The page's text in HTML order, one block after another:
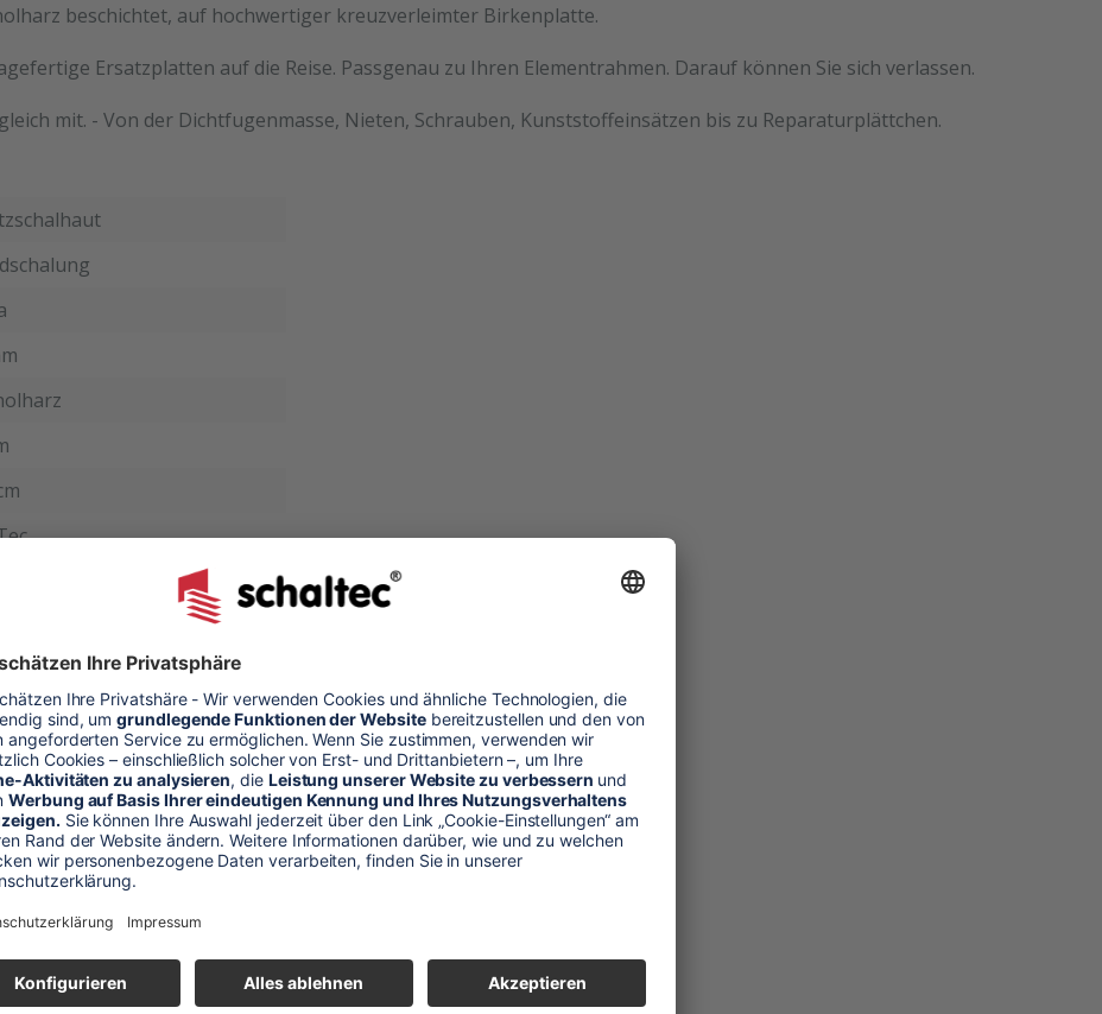
beschichtet, auf hochwertiger kreuzverleimter Birkenplatte.
Ersatzplatten auf die Reise. Passgenau zu Ihren Elementrahmen. Darauf können Sie sich verlassen.
mit. - Von der Dichtfugenmasse, Nieten, Schrauben, Kunststoffeinsätzen bis zu Reparaturplättchen.